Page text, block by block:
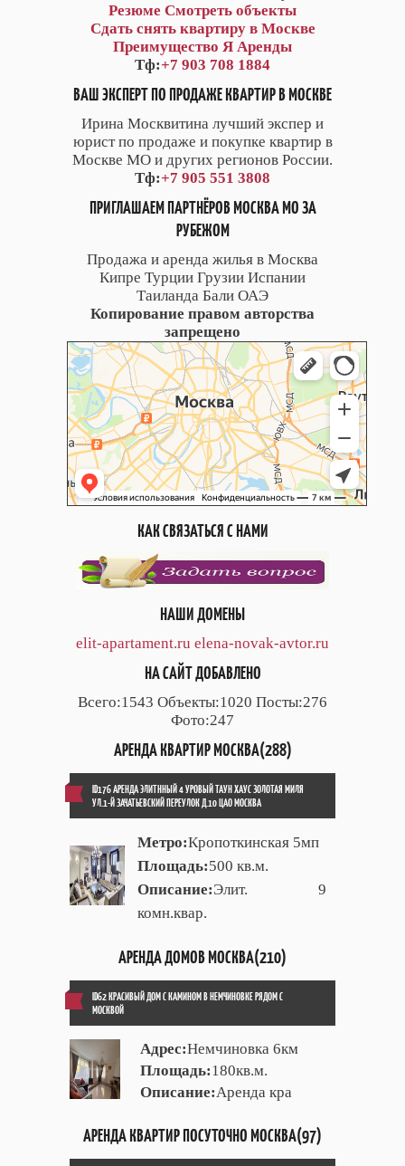
Резюме Смотреть объекты
Сдать снять квартиру в Москве
Преимущество Я Аренды
Тф:+7 903 708 1884
ВАШ ЭКСПЕРТ ПО ПРОДАЖЕ КВАРТИР В МОСКВЕ
Ирина Москвитина лучший экспер и
юрист по продаже и покупке квартир в
Москве МО и других регионов России.
Тф:+7 905 551 3808
ПРИГЛАШАЕМ ПАРТНЁРОВ МОСКВА МО ЗА
РУБЕЖОМ
Продажа и аренда жилья в Москва
Кипре Турции Грузии Испании
Таиланда Бали ОАЭ
Копирование правом авторства
запрещено
КАК СВЯЗАТЬСЯ С НАМИ
НАШИ ДОМЕНЫ
elit-apartament.ru elena-novak-avtor.ru
НА САЙТ ДОБАВЛЕНО
Всего:1543 Объекты:1020 Посты:276
Фото:247
АРЕНДА КВАРТИР МОСКВА(288)
ID176 АРЕНДА ЭЛИТННЫЙ 4 УРОВЫЙ ТАУН ХАУС ЗОЛОТАЯ МИЛЯ
УЛ.1-Й ЗАЧАТЬЕВСКИЙ ПЕРЕУЛОК Д.10 ЦАО МОСКВА
Метро:Кропоткинская 5мп
Площадь:500 кв.м.
Описание:Элит. 9
комн.квар.
АРЕНДА ДОМОВ МОСКВА(210)
ID62 КРАСИВЫЙ ДОМ С КАМИНОМ В НЕМЧИНОВКЕ РЯДОМ С
МОСКВОЙ
Адрес:Немчиновка 6км
Площадь:180кв.м.
Описание:Аренда кра
АРЕНДА КВАРТИР ПОСУТОЧНО МОСКВА(97)